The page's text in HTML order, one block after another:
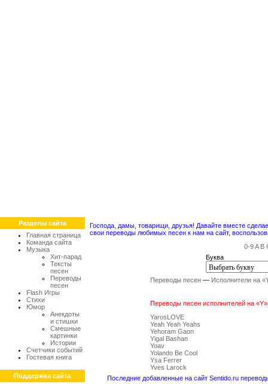
Разделы сайта
Главная страница
Команда сайта
Музыка
Хит-парад
Тексты
песен
Переводы
песен
Flash Игры
Стихи
Юмор
Анекдоты
и стишки
Смешные
картинки
Истории
Счетчики событий
Гостевая книга
Поддержка сайта
Господа, дамы, товарищи, друзья! Давайте вместе
свои переводы любимых песен к нам на сайт,
0-9 A B
Буква
Переводы песен — Исполнители на
Переводы песен исполнителей на
YarosLOVE
Yeah Yeah Yeahs
Yehoram Gaon
Yigal Bashan
Yoav
Yolando Be Cool
Ysa Ferrer
Yves Larock
Последние добавленные на сайт Sentido.ru